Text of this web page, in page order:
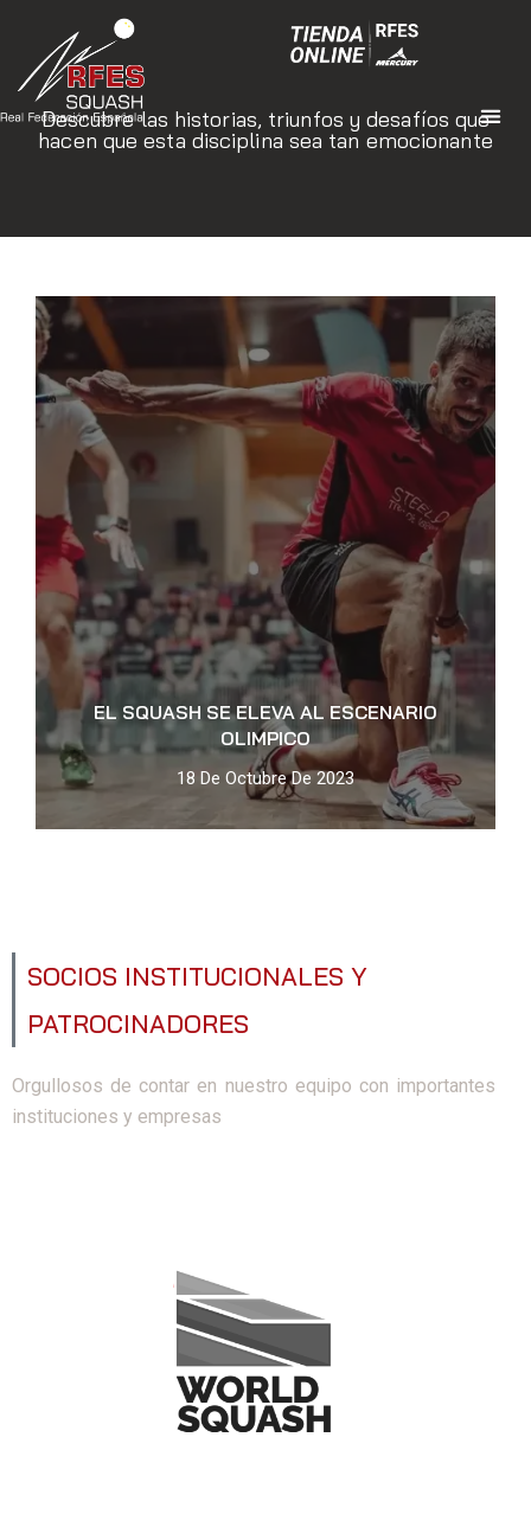
Descubre las historias, triunfos y desafíos que
hacen que esta disciplina sea tan emocionante
EL SQUASH SE ELEVA AL ESCENARIO
OLIMPICO
18 De Octubre De 2023
SOCIOS INSTITUCIONALES Y
PATROCINADORES
Orgullosos de contar en nuestro equipo con importantes
instituciones y empresas